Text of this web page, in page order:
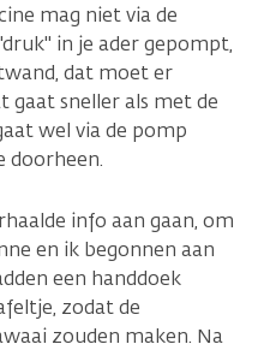
mag niet via de
in je ader gepompt,
dat moet er
gaat sneller als met de
wel via de pomp
doorheen.
info aan gaan, om
en ik begonnen aan
een handdoek
zodat de
zouden maken. Na